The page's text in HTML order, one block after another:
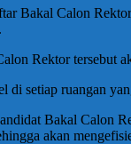
Bakal Calon
Rektor
di setiap ruangan
Bakal Calon
akan